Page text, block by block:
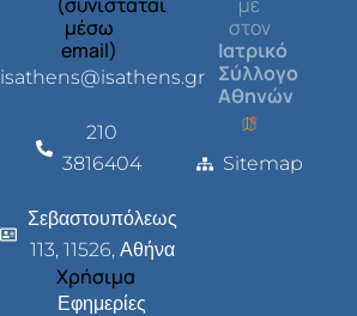
μέσω
email)
isathens@isathens.gr
210
3816404
Σεβαστουπόλεως
113, 11526, Αθήνα
Χρήσιμα
Εφημερίες
στον
Ιατρικό
Σύλλογο
Αθηνών
Sitemap